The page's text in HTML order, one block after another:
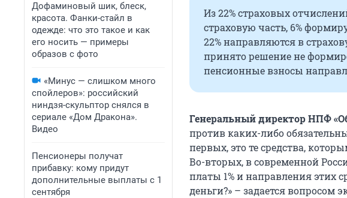
Дофаминовый шик, блеск,
красота. Фанки-стайл в
одежде: что это такое и как
его носить — примеры
образов с фото
«Минус — слишком много
спойлеров»: российский
ниндзя-скульптор снялся в
сериале «Дом Дракона».
Видео
Пенсионеры получат
прибавку: кому придут
дополнительные выплаты с 1
сентября
Из 22% страховых
страховую часть, 6%
22% направляются в
принято решение не
пенсионные взносы
Генеральный директор НПФ
против каких-либо
первых, это те средства,
Во-вторых, в современной
платы 1% и направления этих
деньги?» – задается вопросом